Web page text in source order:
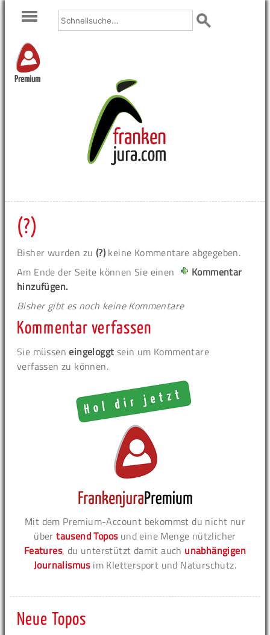
Premium
(?)
Bisher wurden zu (?) keine Kommentare abgegeben.
Am Ende der Seite können Sie einen
Kommentar
hinzufügen.
Bisher gibt es noch keine Kommentare
Kommentar verfassen
Sie müsseneingeloggt sein um Kommentare
verfassen zu können.
Mit dem Premium-Account bekommst du nicht nur
übertausend Toposund eine Menge nützlicher
Features, du unterstützt damit auch unabhängigen
Journalismusim Klettersport und Naturschutz.
Neue Topos